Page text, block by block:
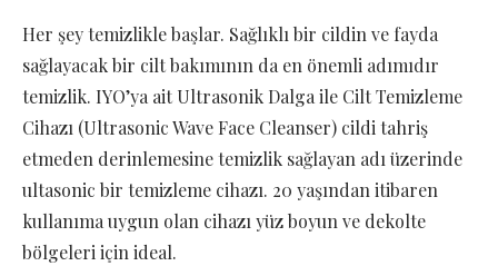
Her şey temizlikle başlar. Sağlıklı bir cildin ve fayda
sağlayacak bir cilt bakımının da en önemli adımıdır
temizlik. IYO’ya ait Ultrasonik Dalga ile Cilt Temizleme
Cihazı (Ultrasonic Wave Face Cleanser) cildi tahriş
etmeden derinlemesine temizlik sağlayan adı üzerinde
ultasonic bir temizleme cihazı. 20 yaşından itibaren
kullanıma uygun olan cihazı yüz boyun ve dekolte
bölgeleri için ideal.